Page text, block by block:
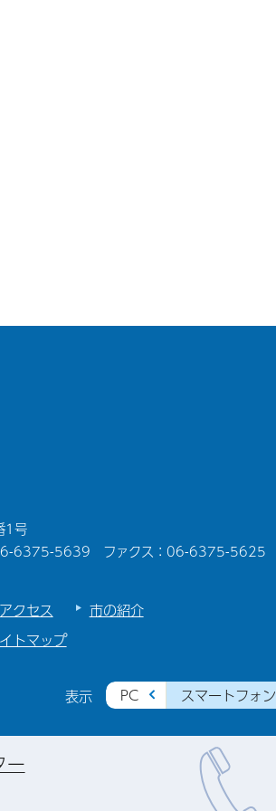
1号
6375-5639 ファクス：06-6375-5625
クセス
市の紹介
トマップ
表示 PC スマートフォン
ー